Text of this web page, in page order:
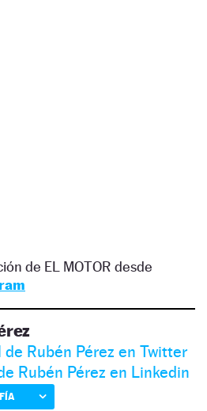
de EL MOTOR desde
de Rubén Pérez en Twitter
Rubén Pérez en Linkedin